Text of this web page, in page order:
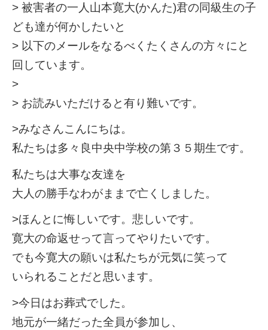
> 被害者の一人山本寛大(かんた)君の同級生の子
ども達が何かしたいと
> 以下のメールをなるべくたくさんの方々にと
回しています。
>
> お読みいただけると有り難いです。
>みなさんこんにちは。
私たちは多々良中央中学校の第３５期生です。
私たちは大事な友達を
大人の勝手なわがままで亡くしました。
>ほんとに悔しいです。悲しいです。
寛大の命返せって言ってやりたいです。
でも今寛大の願いは私たちが元気に笑って
いられることだと思います。
>今日はお葬式でした。
地元が一緒だった全員が参加し、